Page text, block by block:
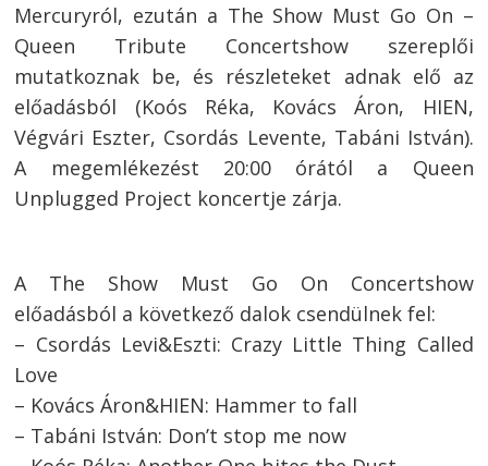
Mercuryról, ezután a The Show Must Go On –
Queen Tribute Concertshow szereplői
mutatkoznak be, és részleteket adnak elő az
előadásból (Koós Réka, Kovács Áron, HIEN,
Végvári Eszter, Csordás Levente, Tabáni István).
A megemlékezést 20:00 órától a Queen
Unplugged Project koncertje zárja.
A The Show Must Go On Concertshow
előadásból a következő dalok csendülnek fel:
– Csordás Levi&Eszti: Crazy Little Thing Called
Love
– Kovács Áron&HIEN: Hammer to fall
– Tabáni István: Don’t stop me now